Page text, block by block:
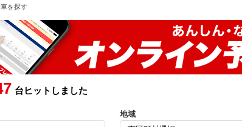
を探す
台ヒットしました
地域